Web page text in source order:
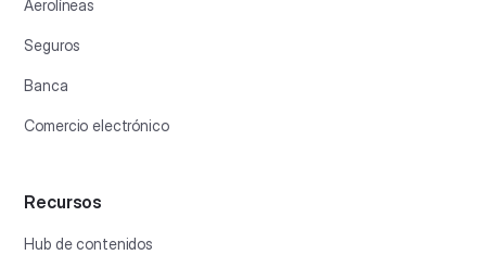
Aerolíneas
Seguros
Banca
Comercio electrónico
Recursos
Hub de contenidos